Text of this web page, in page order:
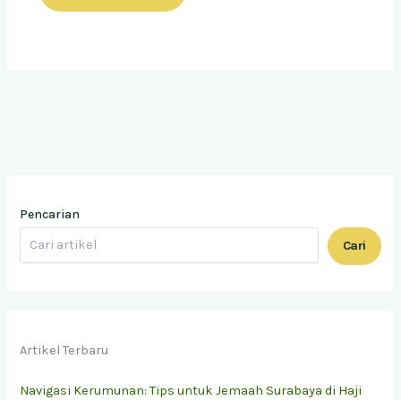
Pencarian
Cari
Artikel Terbaru
Navigasi Kerumunan: Tips untuk Jemaah Surabaya di Haji